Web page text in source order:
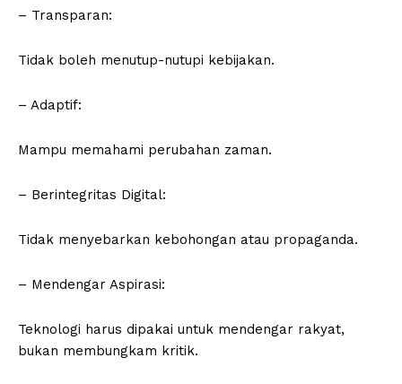
– Transparan:
Tidak boleh menutup-nutupi kebijakan.
– Adaptif:
Mampu memahami perubahan zaman.
– Berintegritas Digital:
Tidak menyebarkan kebohongan atau propaganda.
– Mendengar Aspirasi:
Teknologi harus dipakai untuk mendengar rakyat,
bukan membungkam kritik.